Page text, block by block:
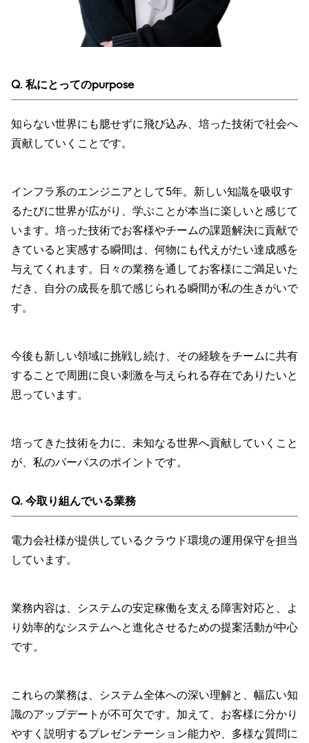
Q. 私にとってのpurpose
知らない世界にも臆せずに飛び込み、培った技術で社会へ
貢献していくことです。
インフラ系のエンジニアとして5年。新しい知識を吸収す
るたびに世界が広がり、学ぶことが本当に楽しいと感じて
います。培った技術でお客様やチームの課題解決に貢献で
きていると実感する瞬間は、何物にも代えがたい達成感を
与えてくれます。日々の業務を通してお客様にご満足いた
だき、自分の成長を肌で感じられる瞬間が私の生きがいで
す。
今後も新しい領域に挑戦し続け、その経験をチームに共有
することで周囲に良い刺激を与えられる存在でありたいと
思っています。
培ってきた技術を力に、未知なる世界へ貢献していくこと
が、私のパーパスのポイントです。
Q. 今取り組んでいる業務
電力会社様が提供しているクラウド環境の運用保守を担当
しています。
業務内容は、システムの安定稼働を支える障害対応と、よ
り効率的なシステムへと進化させるための提案活動が中心
です。
これらの業務は、システム全体への深い理解と、幅広い知
識のアップデートが不可欠です。加えて、お客様に分かり
やすく説明するプレゼンテーション能力や、多様な質問に